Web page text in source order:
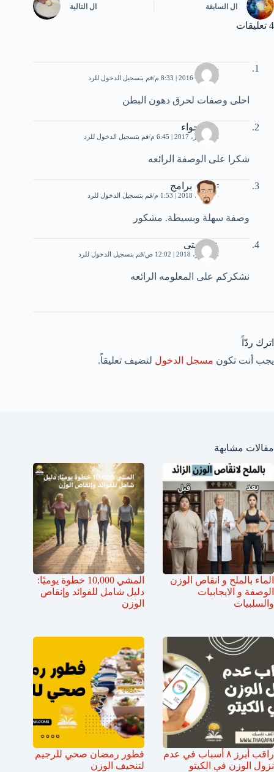
ال السابقة ال التالية
4 تعليقات
رقيقة
9 أكتوبر، 2016 | 8:33 م قم بتسجيل الدخول للرد
احلى وصفات لحرق دهون البطن
ماما حواء
6 ديسمبر، 2017 | 6:45 م قم بتسجيل الدخول للرد
شكرا على الوصفة الرائعه
تحميل برامج
19 يوليو، 2018 | 1:53 م قم بتسجيل الدخول للرد
وصفة سهلة وبسيطة. مشكور
عروستى
8 سبتمبر، 2018 | 12:02 ص قم بتسجيل الدخول للرد
نشكركم على المعلومه الرائعه
اترك ردّاً
يجب أنت تكون مسجل الدخول لتضيف تعليقاً.
مقالات مشابهة
الماء بالملح و انقاص الوزن
الوصفة و الايجابيات
والسلبيات
المشي 10,000 خطوة يوميًا:
دليل شامل للفوائد وإنقاص
الوزن
راقب أبرز ٨ أسباب في عدم
نزول الوزن في الكيتو
فطور رمضان صحي للرجيم
لتنحيف الوزن